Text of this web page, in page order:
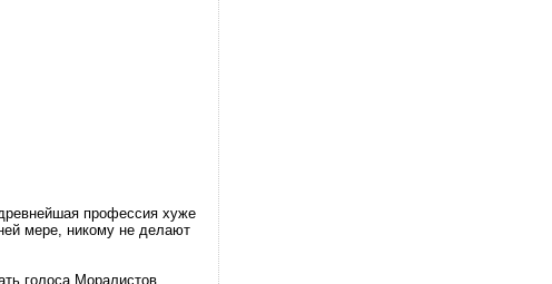
профессия хуже
мере, никому не делают
голоса Моралистов,